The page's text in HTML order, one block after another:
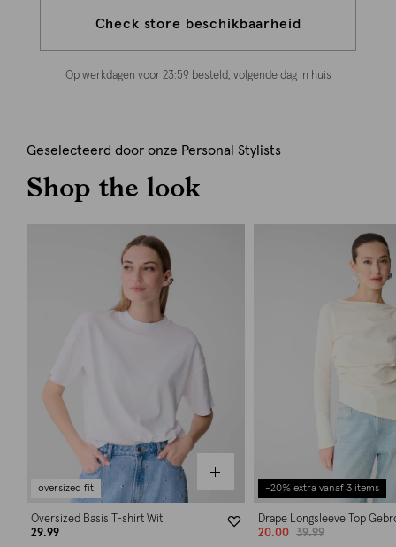
Check store beschikbaarheid
Op werkdagen voor 23:59 besteld, volgende dag in huis
Geselecteerd door onze Personal Stylists
Shop the look
oversized fit
Oversized Basis T-shirt Wit
29.99
-20% extra vanaf 3 items
Drape Longsleeve Top
20.00
39.99